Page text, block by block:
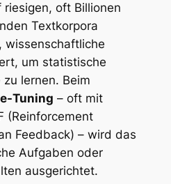
oft Billionen
Textkorpora
wissenschaftliche
um statistische
lernen. Beim
Tuning – oft mit
(Reinforcement
Feedback) – wird das
Aufgaben oder
ausgerichtet.